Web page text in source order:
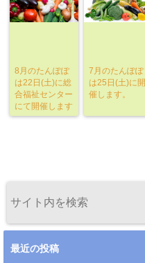
8月のたんぽぽ
は22日(土)に総
合福祉センター
にて開催します
7月のたんぽぽ
は25日(土)に開
催します。
最近の投稿